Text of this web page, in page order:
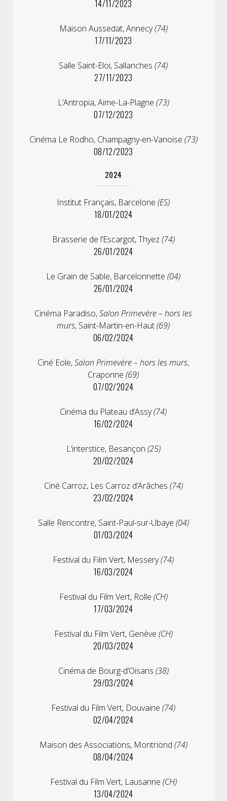
14/11/2023
Maison Aussedat, Annecy(74)
17/11/2023
Salle Saint-Eloi, Sallanches(74)
27/11/2023
L’Antropia, Aime-La-Plagne (73)
07/12/2023
Cinéma Le Rodho, Champagny-en-Vanoise (73)
08/12/2023
2024
Institut Français, Barcelone(ES)
18/01/2024
Brasserie de l’Escargot, Thyez (74)
26/01/2024
Le Grain de Sable, Barcelonnette(04)
26/01/2024
Cinéma Paradiso,Salon Primevère – hors les
murs, Saint-Martin-en-Haut(69)
06/02/2024
Ciné Eole,Salon Primevère – hors les murs,
Craponne(69)
07/02/2024
Cinéma du Plateau d’Assy(74)
16/02/2024
L’interstice, Besançon (25)
20/02/2024
Ciné Carroz, Les Carroz d’Arâches (74)
23/02/2024
Salle Rencontre, Saint-Paul-sur-Ubaye (04)
01/03/2024
Festival du Film Vert, Messery(74)
16/03/2024
Festival du Film Vert, Rolle (CH)
17/03/2024
Festival du Film Vert, Genève (CH)
20/03/2024
Cinéma de Bourg-d’Oisans (38)
29/03/2024
Festival du Film Vert, Douvaine(74)
02/04/2024
Maison des Associations, Montriond (74)
08/04/2024
Festival du Film Vert, Lausanne (CH)
13/04/2024